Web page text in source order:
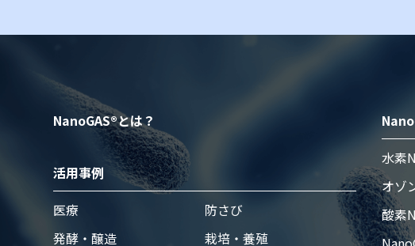
NanoGAS®とは？
活⽤事例
医療
発酵・醸造
防さび
栽培・養殖
水素
オゾ
酸素